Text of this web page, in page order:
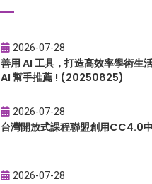
2026-07-28
善用 AI 工具，打造高效率學術生
AI 幫手推薦 ! (20250825)
2026-07-28
台灣開放式課程聯盟創用CC4.0
2026-07-28